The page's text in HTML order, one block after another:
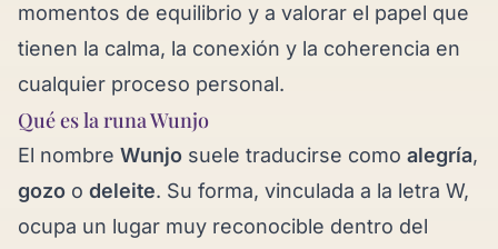
momentos de equilibrio y a valorar el papel que
tienen la calma, la conexión y la coherencia en
cualquier proceso personal.
Qué es la runa Wunjo
El nombre Wunjo suele traducirse como alegría,
gozo o deleite. Su forma, vinculada a la letra W,
ocupa un lugar muy reconocible dentro del